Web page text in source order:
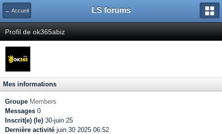
← Accueil LS forums
Profil de ok365abiz
Mes informations
Groupe Members
Messages 0
Inscrit(e) (le) 30-juin 25
Dernière activité juin 30 2025 06:52